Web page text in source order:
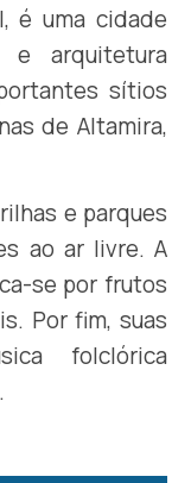
é uma cidade
e arquitetura
sítios
de Altamira,
e parques
ao ar livre. A
se por frutos
Por fim, suas
folclórica